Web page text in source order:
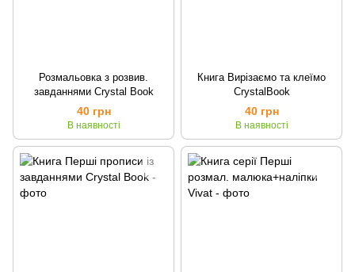
Розмальовка з розвив.
завданнями Crystal Book
40 грн
В наявності
Книга Вирізаємо та клеїмо
CrystalBook
40 грн
В наявності